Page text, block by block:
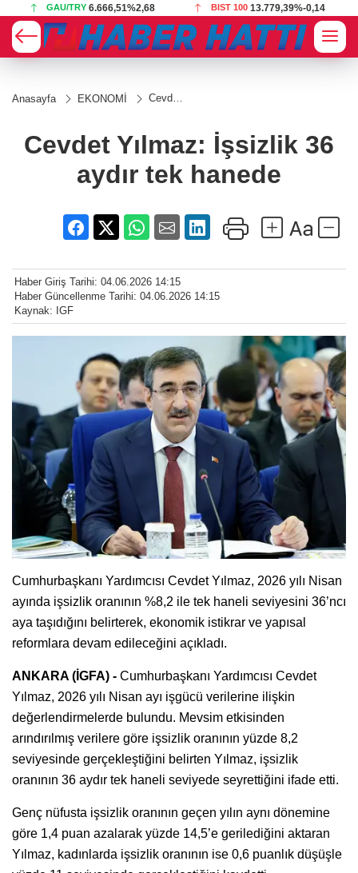
GAU/TRY 6.666,51%2,68 BIST 100 13.779,39%-0,14
Anasayfa EKONOMİ
Cevdet
aydır
hanede
Cevdet Yılmaz: İşsizlik 36
aydır tek hanede
Haber Giriş Tarihi: 04.06.2026 14:15
Haber Güncellenme Tarihi: 04.06.2026 14:15
Kaynak: IGF
Cumhurbaşkanı Yardımcısı Cevdet Yılmaz, 2026 yılı Nisan
ayında işsizlik oranının %8,2 ile tek haneli seviyesini 36’ncı
aya taşıdığını belirterek, ekonomik istikrar ve yapısal
reformlara devam edileceğini açıkladı.
ANKARA (İGFA) - Cumhurbaşkanı Yardımcısı Cevdet
Yılmaz, 2026 yılı Nisan ayı işgücü verilerine ilişkin
değerlendirmelerde bulundu. Mevsim etkisinden
arındırılmış verilere göre işsizlik oranının yüzde 8,2
seviyesinde gerçekleştiğini belirten Yılmaz, işsizlik
oranının 36 aydır tek haneli seviyede seyrettiğini ifade etti.
Genç nüfusta işsizlik oranının geçen yılın aynı dönemine
göre 1,4 puan azalarak yüzde 14,5’e gerilediğini aktaran
Yılmaz, kadınlarda işsizlik oranının ise 0,6 puanlık düşüşle